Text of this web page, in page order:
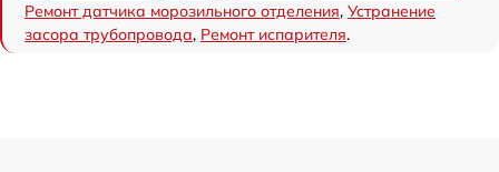
Ремонт датчика морозильного отделения, Устранение
засора трубопровода, Ремонт испарителя.